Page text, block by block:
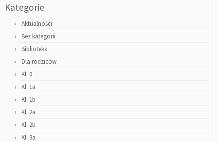
Kategorie
Aktualności
Bez kategorii
Biblioteka
Dla rodziców
Kl. 0
Kl. 1a
Kl. 1b
Kl. 2a
Kl. 2b
Kl. 3a